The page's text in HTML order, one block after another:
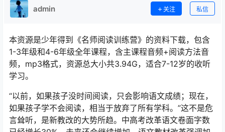
admin 关注 私信
本资源是少年得到《名师阅读训练营》的资料下载，包含
1-3年级和4-6年级全年课程，含主课程音频+阅读方法音
频，mp3格式，资源总大小共3.94G，适合7-12岁的收听
学习。
“以前，如果孩子没时间阅读，只会影响语文成绩；现在，
如果孩子学不会阅读，相当于放弃了所有学科。”这不是危
言耸听，是新教改的大势所趋。中高考改革语文卷面字数